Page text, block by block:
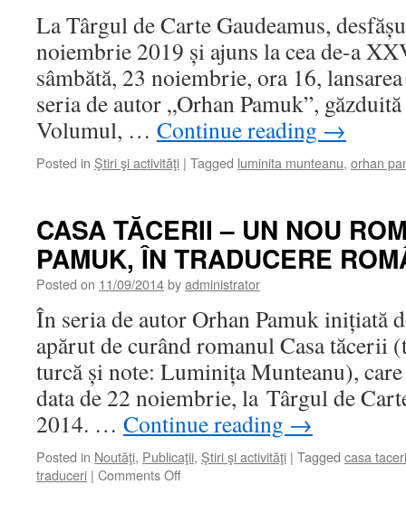
La Târgul de Carte Gaudeamus,
noiembrie 2019 și ajuns la cea de-a
sâmbătă, 23 noiembrie, ora 16,
seria de autor „Orhan Pamuk”,
Volumul, … Continue reading →
Posted in Ştiri şi activităţi | Tagged luminita munteanu, orhan
CASA TĂCERII – UN NOU
PAMUK, ÎN TRADUCERE
Posted on 11/09/2014byadministrator
În seria de autor Orhan Pamuk inițiată
apărut de curând romanul Casa tăcerii
turcă și note: Luminița Munteanu),
data de 22 noiembrie, la Târgul de
2014. … Continue reading →
Posted in Noutăţi, Publicaţii, Ştiri şi activităţi | Tagged casa
traduceri | Comments Offon